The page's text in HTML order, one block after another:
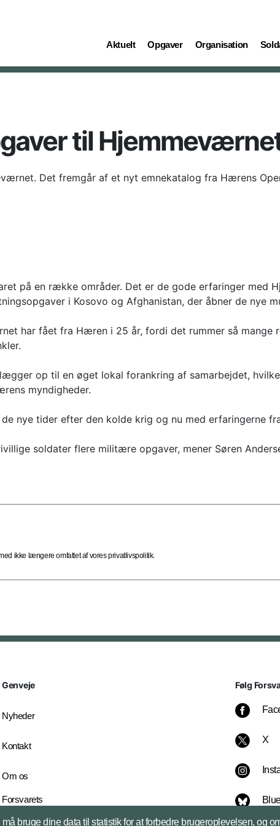
Aktuelt
(current) Opgaver
(current) Organisation
(current)
til
Det fremgår af et nyt emnekatalog fra Hærens
på en række områder. Det er de gode erfaringer med
i Kosovo og Afghanistan, der åbner de nye
har fået fra Hæren i 25 år, fordi det rummer så mange
op til en øget lokal forankring af samarbejdet,
myndigheder.
nye tider efter den kolde krig og nu med erfaringerne
soldater flere militære opgaver, mener Søren
ikke længere omfattet af vores privatlivspolitik.
Genveje
Nyheder
Kontakt
Om os
Forsvarets
Følg
X
bruge dine data til statistik for at forbedre brugeroplevelsen, og